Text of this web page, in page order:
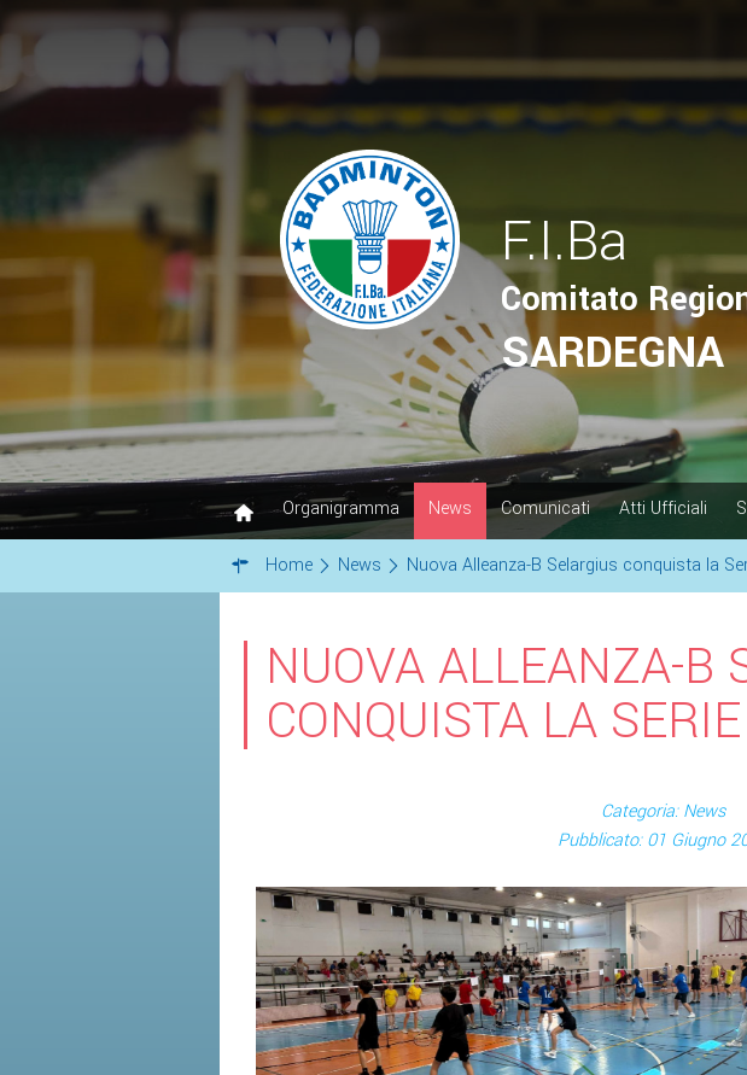
F.I.Ba
Comitato
SARDEGNA
Organigramma News Comunicati Atti Ufficiali
Home News Nuova Alleanza-B Selargius conquista la
NUOVA ALLEANZA-B
CONQUISTA LA
Categoria: News
Pubblicato: 01 Giugno